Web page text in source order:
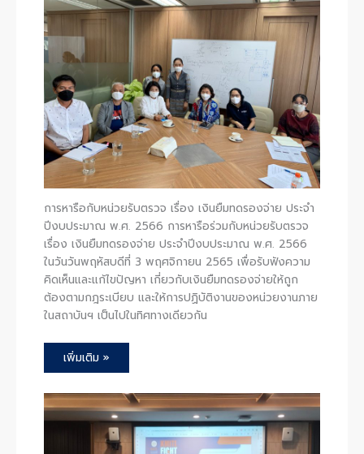
การหารือกับหน่วยรับตรวจ เรื่อง เงินยืมทดรองจ่าย ประจำ
ปีงบประมาณ พ.ศ. 2566 การหารือร่วมกับหน่วยรับตรวจ
เรื่อง เงินยืมทดรองจ่าย ประจำปีงบประมาณ พ.ศ. 2566
ในวันวันพฤหัสบดีที่ 3 พฤศจิกายน 2565 เพื่อรับฟังความ
คิดเห็นและแก้ไขปัญหา เกี่ยวกับเงินยืมทดรองจ่ายให้ถูก
ต้องตามกฎระเบียบ และให้การปฏิบัติงานของหน่วยงานภาย
ในสถาบันฯ เป็นไปในทิศทางเดียวกัน
เพิ่มเติม »